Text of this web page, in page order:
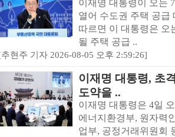
이재명 대통령이 오는
열어 수도권 주택 공급
따르면 이 대통령은 오
될 주택 공급 ..
현주 기자 2026-08-05 오후 2:59:26]
이재명 대통령, 초
도약을 ..
이재명 대통령은 4일
에너지환경부, 원자력
업부, 공정거래위원회